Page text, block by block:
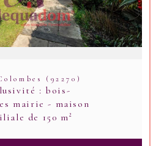
(92270)
: bois-
mairie - maison
de 150 m²